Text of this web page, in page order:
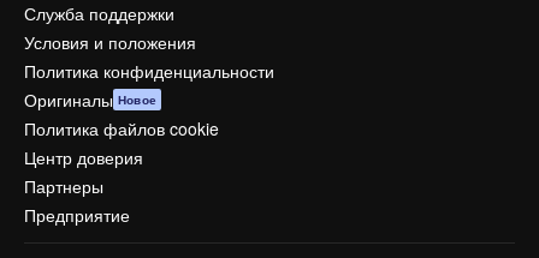
Служба поддержки
Условия и положения
Политика конфиденциальности
Оригиналы Новое
Политика файлов cookie
Центр доверия
Партнеры
Предприятие